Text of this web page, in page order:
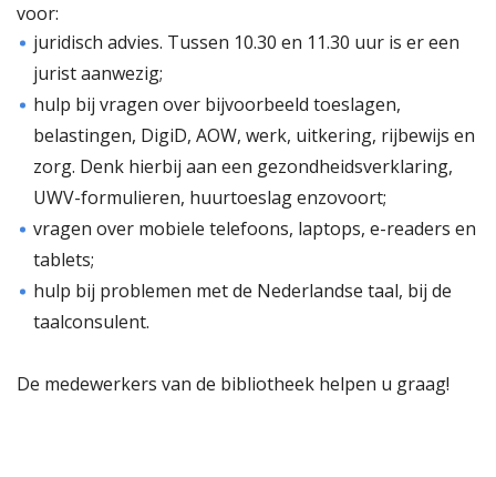
voor:
juridisch advies. Tussen 10.30 en 11.30 uur is er een
jurist aanwezig;
hulp bij vragen over bijvoorbeeld toeslagen,
belastingen, DigiD, AOW, werk, uitkering, rijbewijs en
zorg. Denk hierbij aan een gezondheidsverklaring,
UWV-formulieren, huurtoeslag enzovoort;
vragen over mobiele telefoons, laptops, e-readers en
tablets;
hulp bij problemen met de Nederlandse taal, bij de
taalconsulent.
De medewerkers van de bibliotheek helpen u graag!